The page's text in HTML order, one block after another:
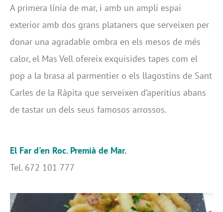
A primera línia de mar, i amb un ampli espai
exterior amb dos grans plataners que serveixen per
donar una agradable ombra en els mesos de més
calor, el Mas Vell ofereix exquisides tapes com el
pop a la brasa al parmentier o els llagostins de Sant
Carles de la Ràpita que serveixen d’aperitius abans
de tastar un dels seus famosos arrossos.
El Far d'en Roc. Premià de Mar.
Tel. 672 101 777